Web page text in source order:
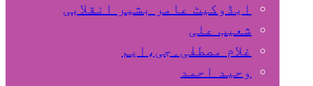
ایڈوکیٹ عامر بشیر انقلابی
شعیب علی
غلام مصطفٰی۔جی،ایم
وحید احمد